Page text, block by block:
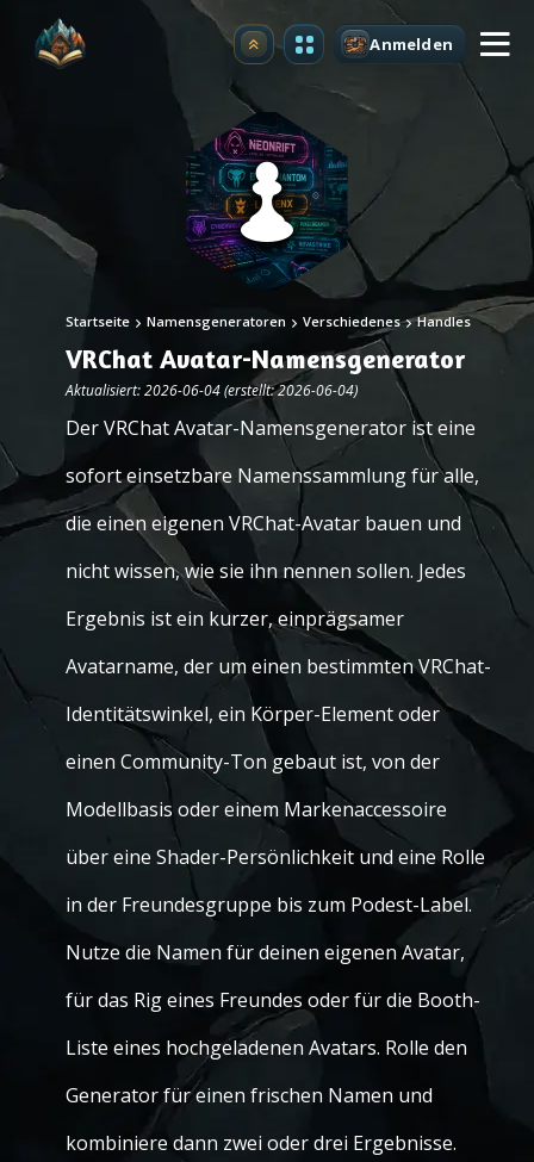
Upgrade Anmelden
Startseite Namensgeneratoren Verschiedenes Handles
VRChat Avatar-Namensgenerator
Aktualisiert: 2026-06-04 (erstellt: 2026-06-04)
Der VRChat Avatar-Namensgenerator ist eine
sofort einsetzbare Namenssammlung für alle,
die einen eigenen VRChat-Avatar bauen und
nicht wissen, wie sie ihn nennen sollen. Jedes
Ergebnis ist ein kurzer, einprägsamer
Avatarname, der um einen bestimmten VRChat-
Identitätswinkel, ein Körper-Element oder
einen Community-Ton gebaut ist, von der
Modellbasis oder einem Markenaccessoire
über eine Shader-Persönlichkeit und eine Rolle
in der Freundesgruppe bis zum Podest-Label.
Nutze die Namen für deinen eigenen Avatar,
für das Rig eines Freundes oder für die Booth-
Liste eines hochgeladenen Avatars. Rolle den
Generator für einen frischen Namen und
kombiniere dann zwei oder drei Ergebnisse.